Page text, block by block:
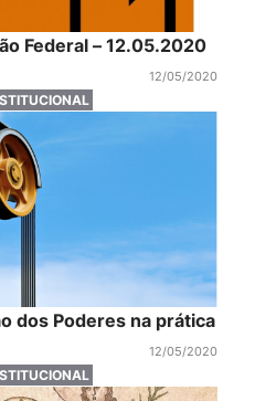
Federal – 12.05.2020
12/05/2020
dos Poderes na prática
12/05/2020